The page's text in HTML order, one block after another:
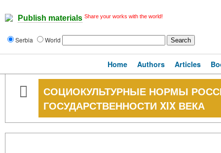
Publish materials Share your works with the world!
Serbia World
Home Authors Articles
СОЦИОКУЛЬТУРНЫЕ НОРМЫ
ГОСУДАРСТВЕННОСТИ XIX ВЕКА